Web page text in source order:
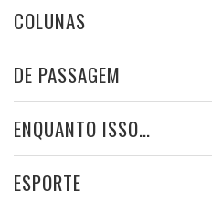
COLUNAS
DE PASSAGEM
ENQUANTO ISSO…
ESPORTE